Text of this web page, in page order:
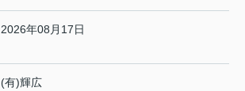
2026年08月17日
(有)輝広